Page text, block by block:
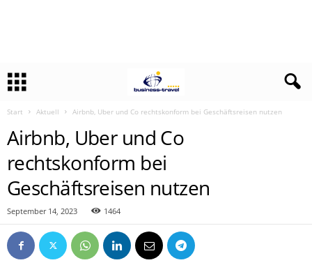
Start Aktuell Airbnb, Uber und Co rechtskonform bei Geschäftsreisen nutzen
Airbnb, Uber und Co
rechtskonform bei
Geschäftsreisen nutzen
September 14, 2023 1464